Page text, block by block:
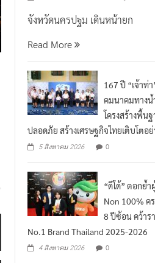
167 ปี “เจ้าท่
คมนาคมทาง
โครงสร้างพื้น
ปลอดภัย สร้างเศรษฐกิจไทยเติบโตอ
0
Non 100% ค
8 ปีซ้อน คว้าร
No.1 Brand Thailand 2025-2026
0